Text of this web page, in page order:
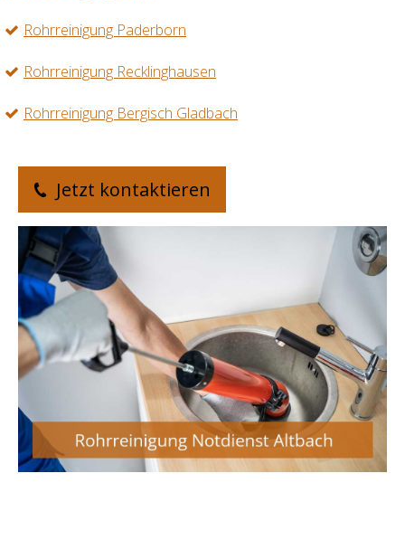
Rohrreinigung Paderborn
Rohrreinigung Recklinghausen
Rohrreinigung Bergisch Gladbach
Jetzt kontaktieren